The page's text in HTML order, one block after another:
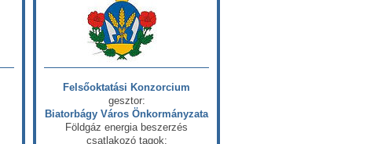
Felsőoktatási Konzorcium
gesztor:
Biatorbágy Város Önkormányzata
Földgáz energia beszerzés
csatlakozó tagok: